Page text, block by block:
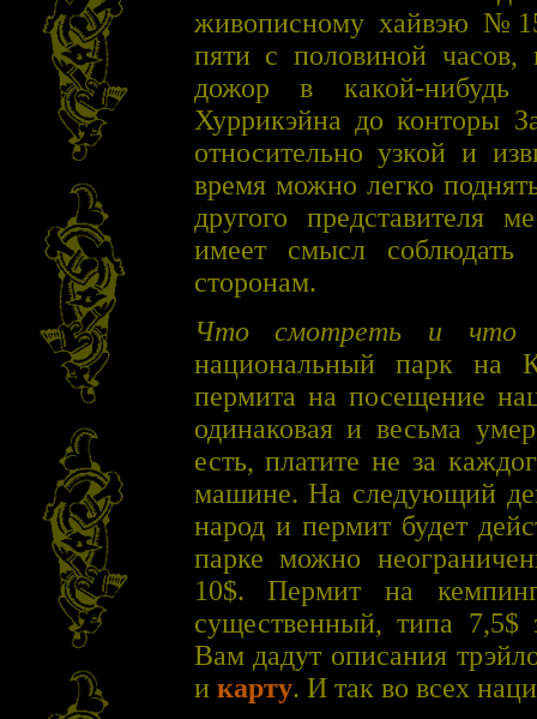
живописному хайвэю
пяти с половиной часов,
дожор в какой-
Хуррикэйна до конторы
относительно узкой и
время можно легко
другого представителя
имеет смысл
сторонам.
Что смотреть и что
национальный парк на
пермита на посещение
одинаковая и весьма
есть, платите не за
машине. На следующий
народ и пермит будет
парке можно
10$. Пермит на
существенный, типа 7,5$
Вам дадут описания
и карту. И так во всех